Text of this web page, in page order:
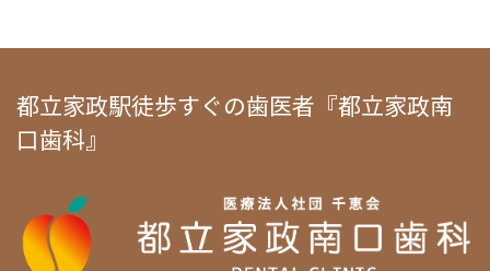
都立家政駅徒歩すぐの歯医者『都立家政南
口歯科』